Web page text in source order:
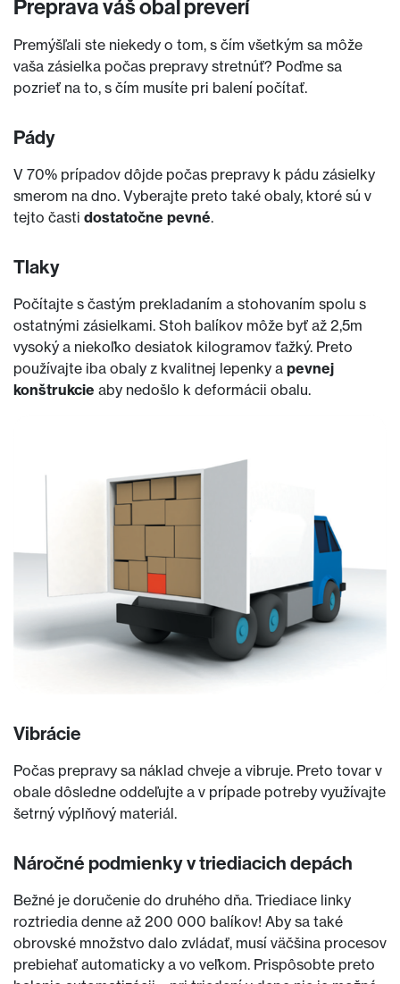
Preprava váš obal preverí
Premýšľali ste niekedy o tom, s čím všetkým sa môže
vaša zásielka počas prepravy stretnúť? Poďme sa
pozrieť na to, s čím musíte pri balení počítať.
Pády
V 70% prípadov dôjde počas prepravy k pádu zásielky
smerom na dno. Vyberajte preto také obaly, ktoré sú v
tejto časti dostatočne pevné.
Tlaky
Počítajte s častým prekladaním a stohovaním spolu s
ostatnými zásielkami. Stoh balíkov môže byť až 2,5m
vysoký a niekoľko desiatok kilogramov ťažký. Preto
používajte iba obaly z kvalitnej lepenky a pevnej
konštrukcie aby nedošlo k deformácii obalu.
Vibrácie
Počas prepravy sa náklad chveje a vibruje. Preto tovar v
obale dôsledne oddeľujte a v prípade potreby využívajte
šetrný výplňový materiál.
Náročné podmienky v triediacich depách
Bežné je doručenie do druhého dňa. Triediace linky
roztriedia denne až 200 000 balíkov! Aby sa také
obrovské množstvo dalo zvládať, musí väčšina procesov
prebiehať automaticky a vo veľkom. Prispôsobte preto